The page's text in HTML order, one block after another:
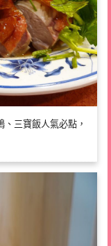
三寶飯人氣必點，